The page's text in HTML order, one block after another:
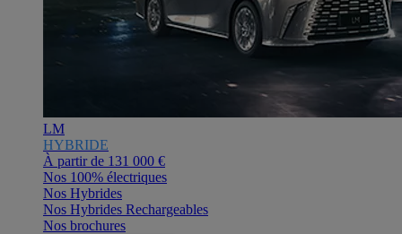
LM
HYBRIDE
À partir de 131 000 €
Nos 100% électriques
Nos Hybrides
Nos Hybrides Rechargeables
Nos brochures